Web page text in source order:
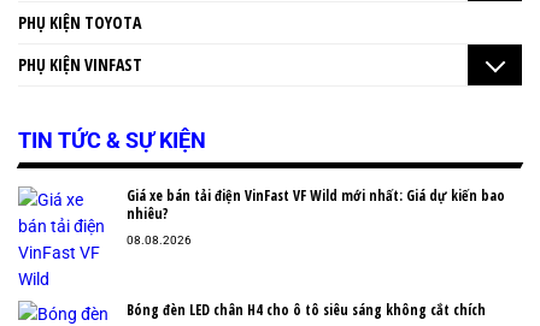
PHỤ KIỆN TOYOTA
PHỤ KIỆN VINFAST
TIN TỨC & SỰ KIỆN
Giá xe bán tải điện VinFast VF Wild mới nhất: Giá dự kiến bao
nhiêu?
08.08.2026
Bóng đèn LED chân H4 cho ô tô siêu sáng không cắt chích